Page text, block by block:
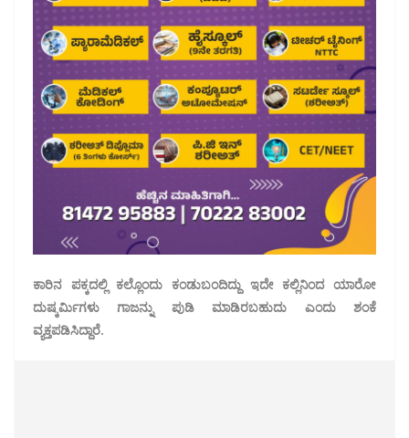
ಕಾರಿನ ಪಕ್ಕದಲ್ಲಿ ಕಲ್ಲೊಂದು ಕಂಡುಬಂದಿದ್ದು ಇದೇ ಕಲ್ಲಿನಿಂದ ಯಾರೋ
ದುಷ್ಕರ್ಮಿಗಳು ಗಾಜನ್ನು ಪುಡಿ ಮಾಡಿರಬಹುದು ಎಂದು ಶಂಕೆ
ವ್ಯಕ್ತಪಡಿಸಿದ್ದಾರೆ.